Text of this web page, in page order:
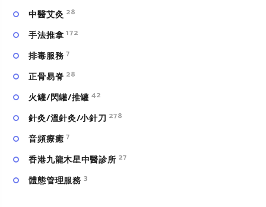
中醫艾灸 28
手法推拿 172
排毒服務 7
正骨易脊 28
火罐/閃罐/推罐 42
針灸/溫針灸/小針刀 278
⾳頻療癒 7
香港九龍木星中醫診所 27
體態管理服務 3